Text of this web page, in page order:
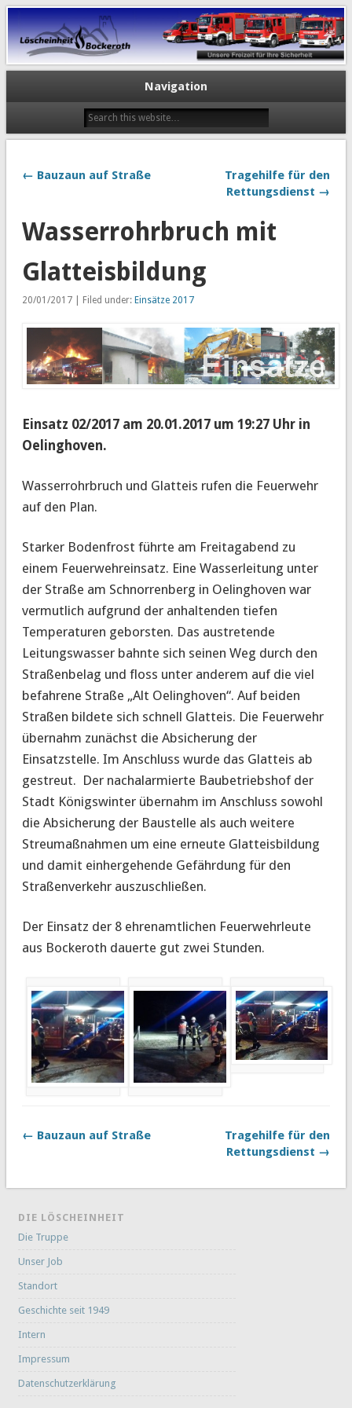
Navigation
← Bauzaun auf Straße
Tragehilfe für den
Rettungsdienst →
Wasserrohrbruch mit
Glatteisbildung
20/01/2017 | Filed under: Einsätze 2017
Einsatz 02/2017 am 20.01.2017 um 19:27 Uhr in
Oelinghoven.
Wasserrohrbruch und Glatteis rufen die Feuerwehr
auf den Plan.
Starker Bodenfrost führte am Freitagabend zu
einem Feuerwehreinsatz. Eine Wasserleitung unter
der Straße am Schnorrenberg in Oelinghoven war
vermutlich aufgrund der anhaltenden tiefen
Temperaturen geborsten. Das austretende
Leitungswasser bahnte sich seinen Weg durch den
Straßenbelag und floss unter anderem auf die viel
befahrene Straße „Alt Oelinghoven“. Auf beiden
Straßen bildete sich schnell Glatteis. Die Feuerwehr
übernahm zunächst die Absicherung der
Einsatzstelle. Im Anschluss wurde das Glatteis ab
gestreut. Der nachalarmierte Baubetriebshof der
Stadt Königswinter übernahm im Anschluss sowohl
die Absicherung der Baustelle als auch weitere
Streumaßnahmen um eine erneute Glatteisbildung
und damit einhergehende Gefährdung für den
Straßenverkehr auszuschließen.
Der Einsatz der 8 ehrenamtlichen Feuerwehrleute
aus Bockeroth dauerte gut zwei Stunden.
← Bauzaun auf Straße
Tragehilfe für den
Rettungsdienst →
DIE LÖSCHEINHEIT
Die Truppe
Unser Job
Standort
Geschichte seit 1949
Intern
Impressum
Datenschutzerklärung